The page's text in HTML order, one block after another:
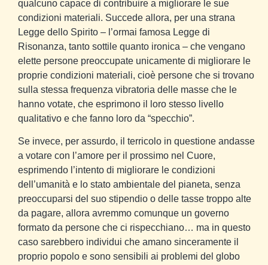
qualcuno capace di contribuire a migliorare le sue
condizioni materiali. Succede allora, per una strana
Legge dello Spirito – l’ormai famosa Legge di
Risonanza, tanto sottile quanto ironica – che vengano
elette persone preoccupate unicamente di migliorare le
proprie condizioni materiali, cioè persone che si trovano
sulla stessa frequenza vibratoria delle masse che le
hanno votate, che esprimono il loro stesso livello
qualitativo e che fanno loro da “specchio”.
Se invece, per assurdo, il terricolo in questione andasse
a votare con l’amore per il prossimo nel Cuore,
esprimendo l’intento di migliorare le condizioni
dell’umanità e lo stato ambientale del pianeta, senza
preoccuparsi del suo stipendio o delle tasse troppo alte
da pagare, allora avremmo comunque un governo
formato da persone che ci rispecchiano… ma in questo
caso sarebbero individui che amano sinceramente il
proprio popolo e sono sensibili ai problemi del globo